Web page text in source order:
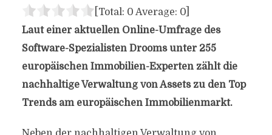
[Total: 0 Average: 0]
Laut einer aktuellen Online-Umfrage des
Software-Spezialisten Drooms unter 255
europäischen Immobilien-Experten zählt die
nachhaltige Verwaltung von Assets zu den Top
Trends am europäischen Immobilienmarkt.